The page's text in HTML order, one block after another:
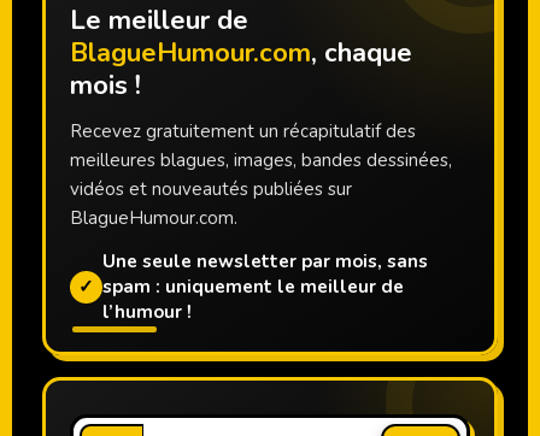
Le meilleur de
BlagueHumour.com, chaque
mois !
Recevez gratuitement un récapitulatif des
meilleures blagues, images, bandes dessinées,
vidéos et nouveautés publiées sur
BlagueHumour.com.
✓
Une seule newsletter par mois, sans
spam : uniquement le meilleur de
l’humour !